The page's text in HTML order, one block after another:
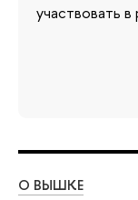
участвовать
О ВЫШКЕ